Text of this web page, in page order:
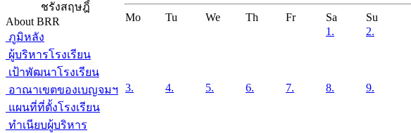
ชรังสฤษฎิ์
About BRR
ภูมิหลัง
ผู้บริหารโรงเรียน
เป้าพัฒนาโรงเรียน
อาณาเขตของเบญจมฯ
แผนที่ที่ตั้งโรงเรียน
ทำเนียบผู้บริหาร
Mo Tu We Th Fr Sa
Su
1.
2.
3. 4. 5. 6. 7. 8. 9.